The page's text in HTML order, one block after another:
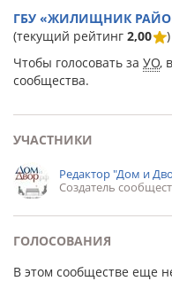
ГБУ «ЖИЛИЩНИК
(текущий рейтинг 2,00
)
Чтобы голосовать за УО,
сообщества.
УЧАСТНИКИ
Редактор "Дом и
Создатель
ГОЛОСОВАНИЯ
В этом сообществе еще